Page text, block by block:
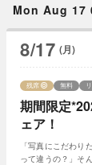
Mon Aug 17
8/17 (月)
期間限定
ェア！
残席 無料
「写真にこだわ
って違うの？」そ